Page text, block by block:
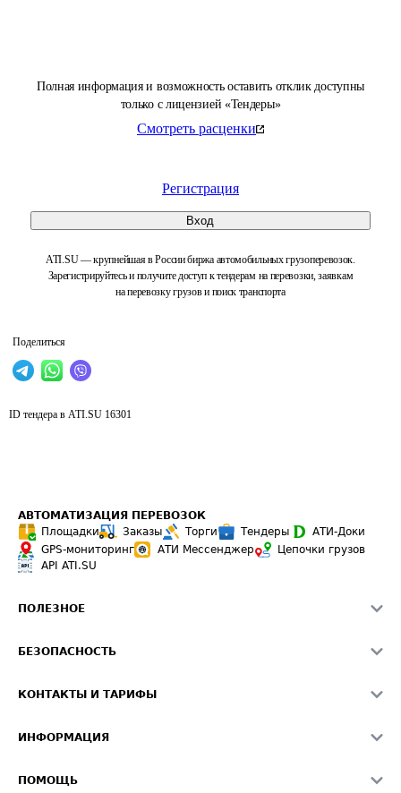
Полная информация и возможность оставить отклик доступны
только с лицензией «Тендеры»
Смотреть расценки
Регистрация
Вход
ATI.SU — крупнейшая в России биржа автомобильных грузоперевозок.
Зарегистрируйтесь и получите доступ к тендерам на перевозки, заявкам
на перевозку грузов и поиск транспорта
Поделиться
ID тендера в ATI.SU 16301
АВТОМАТИЗАЦИЯ ПЕРЕВОЗОК
Площадки
Заказы Торги Тендеры
АТИ-Доки
GPS-мониторинг
АТИ Мессенджер
Цепочки грузов
API ATI.SU
ПОЛЕЗНОЕ
Звезды ATI.SU на вашем сайте
Средние ставки
БЕЗОПАСНОСТЬ
Светофор+
О формировании Паспорта
КОНТАКТЫ И ТАРИФЫ
Реклама на сайте
ИНФОРМАЦИЯ
ПОМОЩЬ